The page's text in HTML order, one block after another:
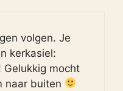
volgen. Je
kerkasiel:
Gelukkig mocht
naar buiten